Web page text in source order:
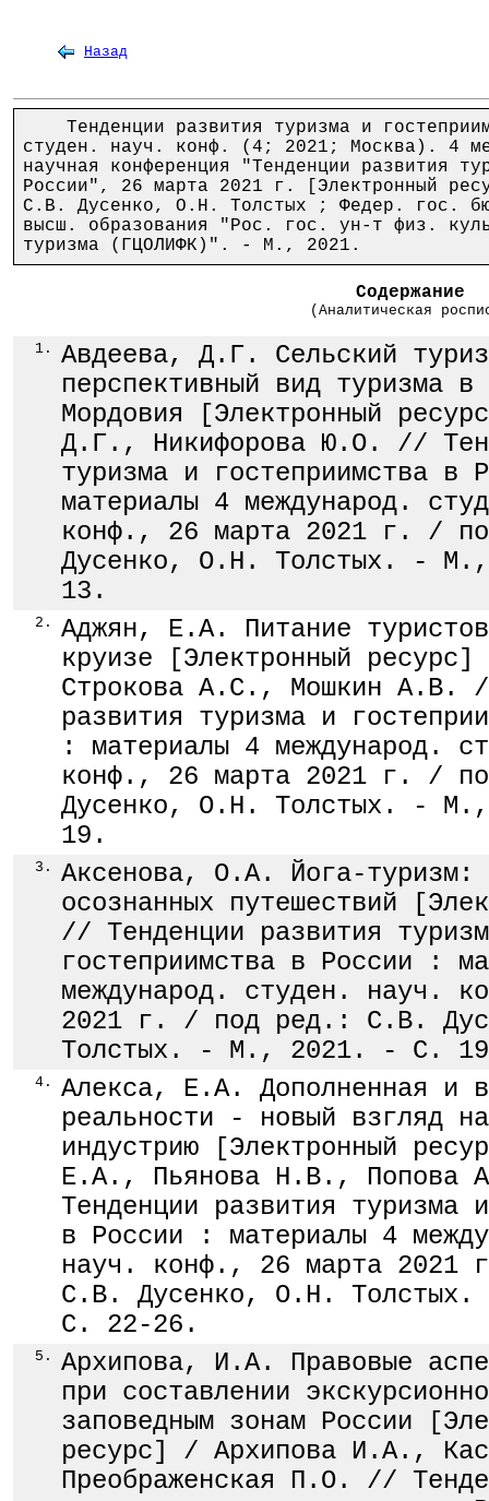
Назад
Тенденции развития туризма и
студен. науч. конф. (4; 2021; Москва). 4
научная конференция "Тенденции развития
России", 26 марта 2021 г. [Электронный
С.В. Дусенко, О.Н. Толстых ; Федер. гос.
высш. образования "Рос. гос. ун-т физ.
туризма (ГЦОЛИФК)". - М., 2021.
Содержание
(Аналитическая
1.
Авдеева, Д.Г. Сельский
перспективный вид туризма в
Мордовия [Электронный
Д.Г., Никифорова Ю.О. //
туризма и гостеприимства в
материалы 4 международ.
конф., 26 марта 2021 г. /
Дусенко, О.Н. Толстых. -
13.
2.
Аджян, Е.А. Питание
круизе [Электронный
Строкова А.С., Мошкин А.В.
развития туризма и
: материалы 4 международ.
конф., 26 марта 2021 г. /
Дусенко, О.Н. Толстых. -
19.
3.
Аксенова, О.А. Йога-туризм:
осознанных путешествий
// Тенденции развития
гостеприимства в России :
международ. студен. науч.
2021 г. / под ред.: С.В.
Толстых. - М., 2021. - С.
4.
Алекса, Е.А. Дополненная и
реальности - новый взгляд
индустрию [Электронный
Е.А., Пьянова Н.В.,
Тенденции развития туризма
в России : материалы 4
науч. конф., 26 марта
С.В. Дусенко, О.Н.
С. 22-26.
5.
Архипова, И.А. Правовые
при составлении
заповедным зонам России
ресурс] / Архипова И.А.,
Преображенская П.О. //